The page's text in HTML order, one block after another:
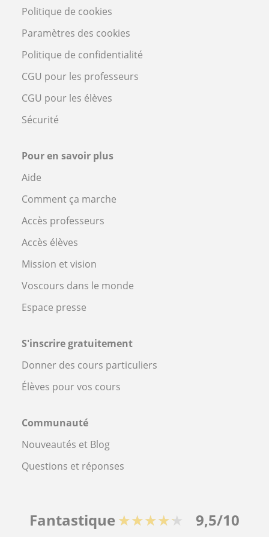
Politique de cookies
Paramètres des cookies
Politique de confidentialité
CGU pour les professeurs
CGU pour les élèves
Sécurité
Pour en savoir plus
Aide
Comment ça marche
Accès professeurs
Accès élèves
Mission et vision
Voscours dans le monde
Espace presse
S'inscrire gratuitement
Donner des cours particuliers
Élèves pour vos cours
Communauté
Nouveautés et Blog
Questions et réponses
Fantastique ★★★★★ 9,5/10